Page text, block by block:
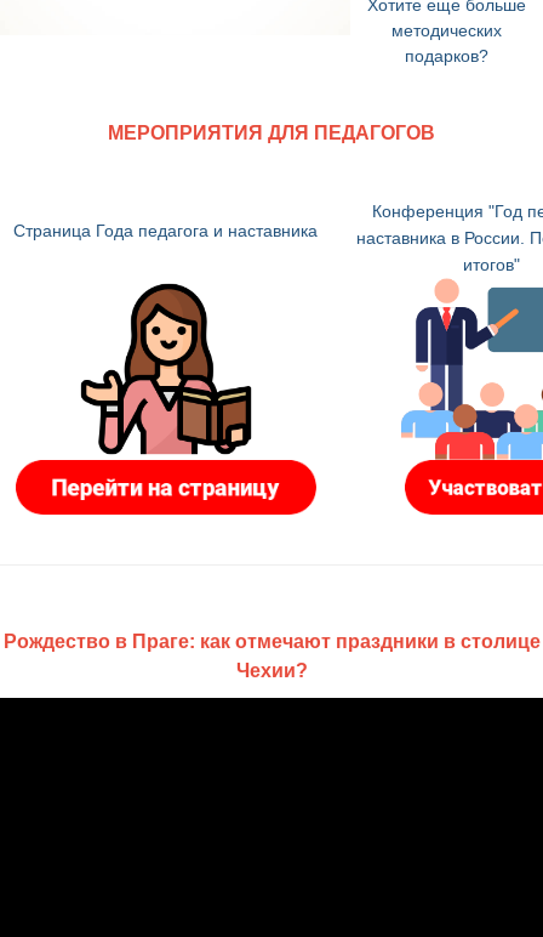
Хотите еще больше
методических
подарков?
МЕРОПРИЯТИЯ ДЛЯ ПЕДАГОГОВ
Страница Года педагога и наставника
Конференция "Год
наставника в России.
итогов"
Рождество в Праге: как отмечают праздники в столице
Чехии?